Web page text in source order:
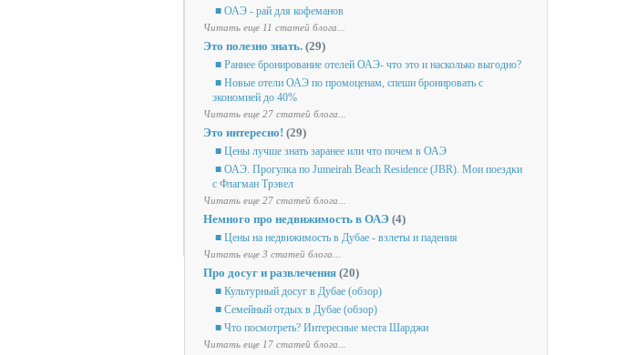
■ ОАЭ - рай для кофеманов
Читать еще 11 статей блога...
Это полезно знать. (29)
■ Раннее бронирование отелей ОАЭ- что это и насколько выгодно?
■ Новые отели ОАЭ по промоценам, спеши бронировать с
экономией до 40%
Читать еще 27 статей блога...
Это интересно! (29)
■ Цены лучше знать заранее или что почем в ОАЭ
■ ОАЭ. Прогулка по Jumeirah Beach Residence (JBR). Мои поездки
с Флагман Трэвел
Читать еще 27 статей блога...
Немного про недвижимость в ОАЭ (4)
■ Цены на недвижимость в Дубае - взлеты и падения
Читать еще 3 статей блога...
Про досуг и развлечения (20)
■ Культурный досуг в Дубае (обзор)
■ Семейный отдых в Дубае (обзор)
■ Что посмотреть? Интересные места Шарджи
Читать еще 17 статей блога...